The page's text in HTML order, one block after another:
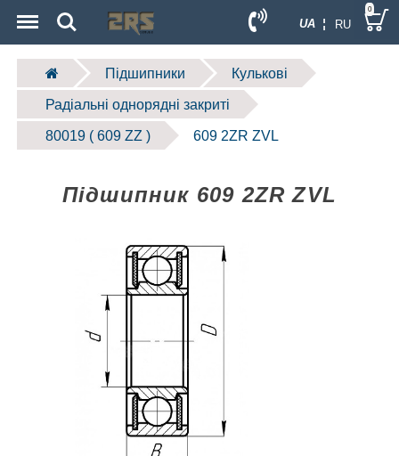
UA ¦ RU
Search 0
Підшипники Кулькові
Радіальні однорядні закриті
80019 ( 609 ZZ ) 609 2ZR ZVL
Підшипник 609 2ZR ZVL